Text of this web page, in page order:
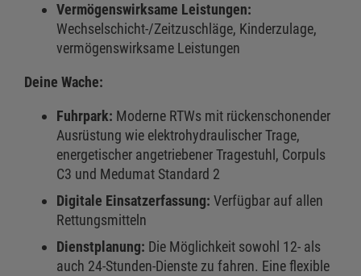
Vermögenswirksame Leistungen:
Wechselschicht-/Zeitzuschläge, Kinderzulage,
vermögenswirksame Leistungen
Deine Wache:
Fuhrpark: Moderne RTWs mit rückenschonender
Ausrüstung wie elektrohydraulischer Trage,
energetischer angetriebener Tragestuhl, Corpuls
C3 und Medumat Standard 2
Digitale Einsatzerfassung: Verfügbar auf allen
Rettungsmitteln
Dienstplanung: Die Möglichkeit sowohl 12- als
auch 24-Stunden-Dienste zu fahren. Eine flexible